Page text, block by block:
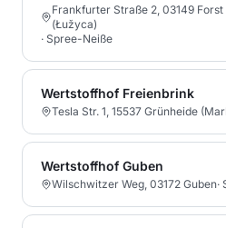
Frankfurter Straße 2, 03149
(Łužyca)
· Spree-Neiße
Wertstoffhof Freienbrink
Tesla Str. 1, 15537 Grünheide
Wertstoffhof Guben
Wilschwitzer Weg, 03172 Guben·